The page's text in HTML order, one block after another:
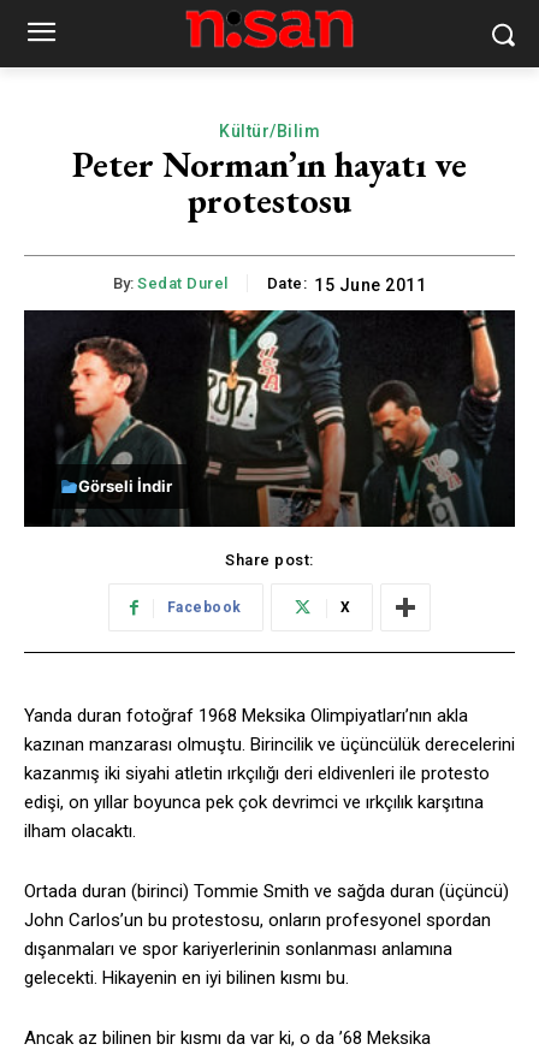
Kültür/Bilim
Peter Norman’ın hayatı ve
protestosu
By: Sedat Durel Date: 15 June 2011
Görseli İndir
Share post:
Facebook X
Yanda duran fotoğraf 1968 Meksika Olimpiyatları’nın akla
kazınan manzarası olmuştu. Birincilik ve üçüncülük derecelerini
kazanmış iki siyahi atletin ırkçılığı deri eldivenleri ile protesto
edişi, on yıllar boyunca pek çok devrimci ve ırkçılık karşıtına
ilham olacaktı.
Ortada duran (birinci) Tommie Smith ve sağda duran (üçüncü)
John Carlos’un bu protestosu, onların profesyonel spordan
dışanmaları ve spor kariyerlerinin sonlanması anlamına
gelecekti. Hikayenin en iyi bilinen kısmı bu.
Ancak az bilinen bir kısmı da var ki, o da ’68 Meksika